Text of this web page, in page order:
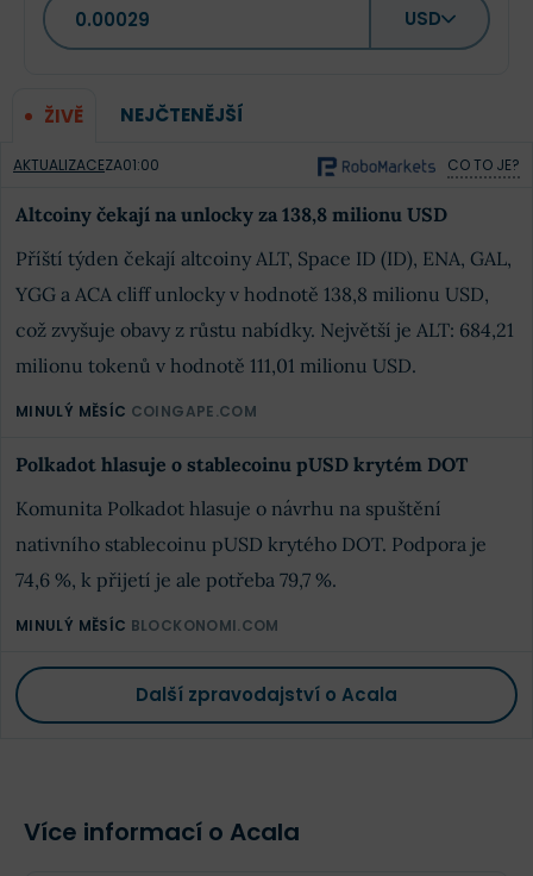
USD
ŽIVĚ NEJČTENĚJŠÍ
AKTUALIZACEZA01:00 CO TO JE?
Altcoiny čekají na unlocky za 138,8 milionu USD
Příští týden čekají altcoiny ALT, Space ID (ID), ENA, GAL,
YGG a ACA cliff unlocky v hodnotě 138,8 milionu USD,
což zvyšuje obavy z růstu nabídky. Největší je ALT: 684,21
milionu tokenů v hodnotě 111,01 milionu USD.
MINULÝ MĚSÍC COINGAPE.COM
Polkadot hlasuje o stablecoinu pUSD krytém DOT
Komunita Polkadot hlasuje o návrhu na spuštění
nativního stablecoinu pUSD krytého DOT. Podpora je
74,6 %, k přijetí je ale potřeba 79,7 %.
MINULÝ MĚSÍC BLOCKONOMI.COM
Další zpravodajství o Acala
Více informací o Acala